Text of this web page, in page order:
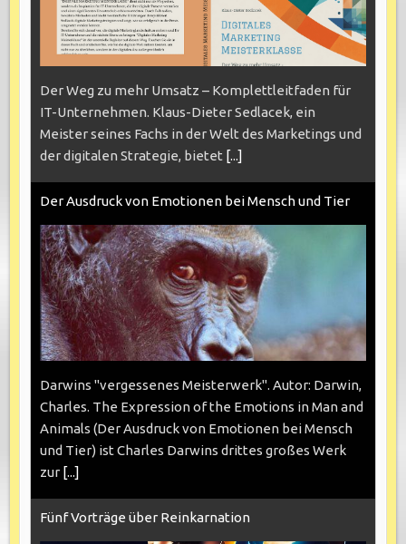
Der Weg zu mehr Umsatz – Komplettleitfaden für
IT-Unternehmen. Klaus-Dieter Sedlacek, ein
Meister seines Fachs in der Welt des Marketings und
der digitalen Strategie, bietet [...]
Der Ausdruck von Emotionen bei Mensch und Tier
Darwins "vergessenes Meisterwerk". Autor: Darwin,
Charles. The Expression of the Emotions in Man and
Animals (Der Ausdruck von Emotionen bei Mensch
und Tier) ist Charles Darwins drittes großes Werk
zur [...]
Fünf Vorträge über Reinkarnation